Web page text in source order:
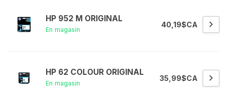
HP 952 M ORIGINAL
En magasin
40,19$CA
HP 62 COLOUR ORIGINAL
En magasin
35,99$CA